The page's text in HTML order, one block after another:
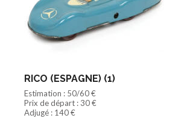
RICO (ESPAGNE) (1)
Estimation : 50/60 €
Prix de départ : 30 €
Adjugé : 140 €